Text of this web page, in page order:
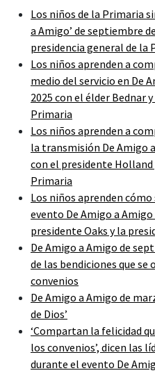
Los niños de la Primaria
a Amigo’ de septiembre
presidencia general de la
Los niños aprenden a
medio del servicio en De
2025 con el élder Bednar
Primaria
Los niños aprenden a
la transmisión De Amigo
con el presidente Holland
Primaria
Los niños aprenden
evento De Amigo a
presidente Oaks y la
De Amigo a Amigo de
de las bendiciones que
convenios
De Amigo a Amigo de
de Dios’
‘Compartan la felicidad
los convenios’, dicen las
durante el evento De